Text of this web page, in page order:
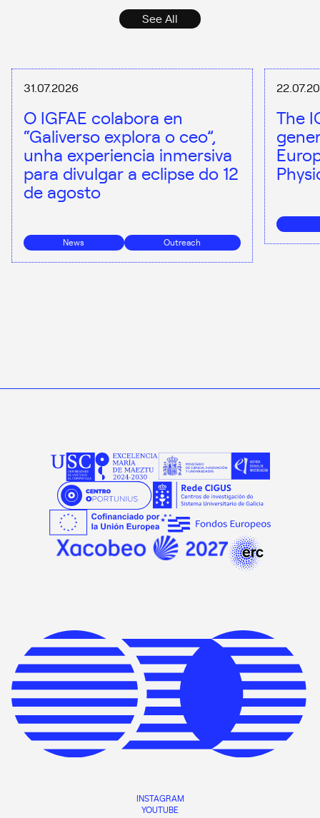
See All
31.07.2026
O IGFAE colabora en
“Galiverso explora o ceo”,
unha experiencia inmersiva
para divulgar a eclipse do 12
de agosto
News Outreach
The
INSTAGRAM
YOUTUBE